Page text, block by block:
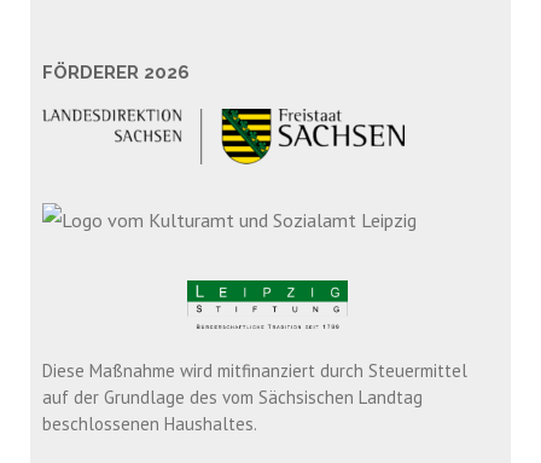
FÖRDERER 2026
Diese Maßnahme wird mitfinanziert durch Steuermittel
auf der Grundlage des vom Sächsischen Landtag
beschlossenen Haushaltes.